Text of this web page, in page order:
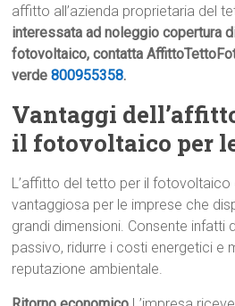
affitto all’azienda proprietaria del
interessata ad noleggio copertura
fotovoltaico, contatta
verde800955358.
Vantaggi
il fotovoltaico per
L’affitto del tetto per il fotovoltaico
vantaggiosa per le imprese che
grandi dimensioni. Consente infatti
passivo, ridurre i costi energetici e
reputazione ambientale.